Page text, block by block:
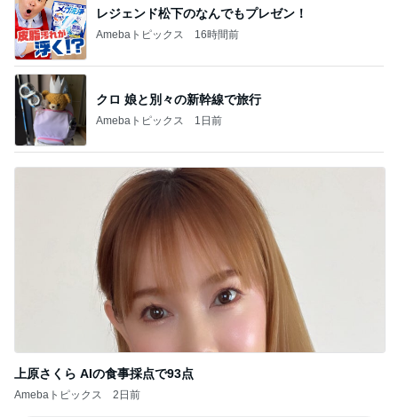
レジェンド松下のなんでもプレゼン！
Amebaトピックス 16時間前
クロ 娘と別々の新幹線で旅行
Amebaトピックス 1日前
上原さくら AIの食事採点で93点
Amebaトピックス 2日前